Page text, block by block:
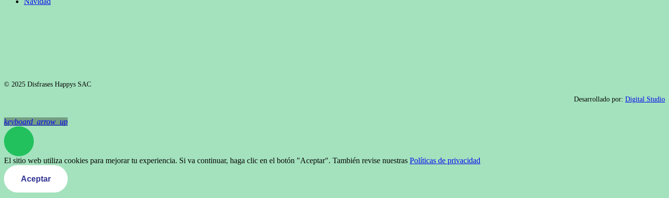
© 2025 Disfrases Happys SAC
Desarrollado por: Digital Studio
keyboard_arrow_up
El sitio web utiliza cookies para mejorar tu experiencia. Si va continuar, haga clic en el botón "Aceptar". También revise nuestras Políticas de privacidad
Aceptar